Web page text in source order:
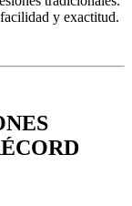
y exactitud.